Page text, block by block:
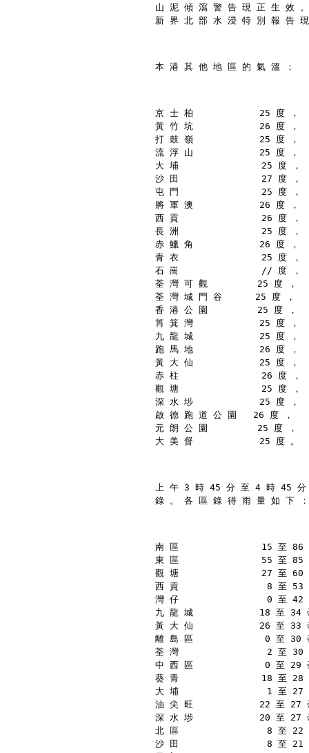
山 泥 傾 瀉 警 告 現 正 生 效 。
新 界 北 部 水 浸 特 別 報 告
本 港 其 他 地 區 的 氣 溫 ：
京 士 柏            25 度 ，
黃 竹 坑            26 度 ，
打 鼓 嶺            25 度 ，
流 浮 山            25 度 ，
大 埔               25 度 ，
沙 田               27 度 ，
屯 門               25 度 ，
將 軍 澳            26 度 ，
西 貢               26 度 ，
長 洲               25 度 ，
赤 鱲 角            26 度 ，
青 衣               25 度 ，
石 崗               // 度 ，
荃 灣 可 觀         25 度 ，
荃 灣 城 門 谷      25 度 ，
香 港 公 園         25 度 ，
筲 箕 灣            25 度 ，
九 龍 城            25 度 ，
跑 馬 地            26 度 ，
黃 大 仙            25 度 ，
赤 柱               26 度 ，
觀 塘               25 度 ，
深 水 埗            25 度 ，
啟 德 跑 道 公 園   26 度 ，
元 朗 公 園         25 度 ，
大 美 督            25 度 。
上 午 3 時 45 分 至 4 時 45
錄 。 各 區 錄 得 雨 量 如 下 ：
南 區               15 至 86
東 區               55 至 85
觀 塘               27 至 60
西 貢                8 至 53
灣 仔                0 至 42
九 龍 城            18 至 34
黃 大 仙            26 至 33
離 島 區             0 至 30
荃 灣                2 至 30
中 西 區             0 至 29
葵 青               18 至 28
大 埔                1 至 27
油 尖 旺            22 至 27
深 水 埗            20 至 27
北 區                8 至 22
沙 田                8 至 21